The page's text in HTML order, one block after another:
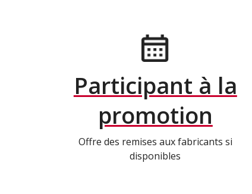
Participant à la
promotion
Offre des remises aux fabricants si
disponibles